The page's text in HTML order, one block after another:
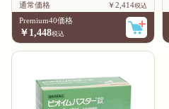
通常価格
￥2,414
Premium40価格
￥1,448